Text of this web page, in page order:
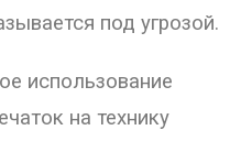
под угрозой.
использование
на технику